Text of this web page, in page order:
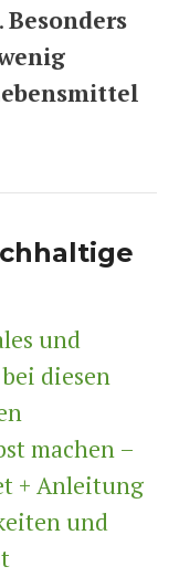
Besonders
und
diesen
machen –
+ Anleitung
und